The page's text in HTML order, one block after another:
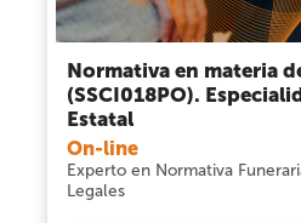
Normativa en materia
(SSCI018PO).
Estatal
On-line
Experto en Normativa
Legales